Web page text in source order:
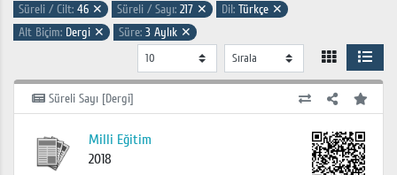
Süreli / Cilt: 46 ✕ Süreli / Sayı: 217 ✕ Dil: Türkçe ✕
Alt Biçim: Dergi ✕ Süre: 3 Aylık ✕
Süreli Sayı [Dergi]
Milli Eğitim
2018